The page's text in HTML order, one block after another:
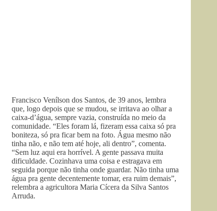
Francisco Venílson dos Santos, de 39 anos, lembra
que, logo depois que se mudou, se irritava ao olhar a
caixa-d’água, sempre vazia, construída no meio da
comunidade. “Eles foram lá, fizeram essa caixa só pra
boniteza, só pra ficar bem na foto. Água mesmo não
tinha não, e não tem até hoje, ali dentro”, comenta.
“Sem luz aqui era horrível. A gente passava muita
dificuldade. Cozinhava uma coisa e estragava em
seguida porque não tinha onde guardar. Não tinha uma
água pra gente decentemente tomar, era ruim demais”,
relembra a agricultora Maria Cícera da Silva Santos
Arruda.